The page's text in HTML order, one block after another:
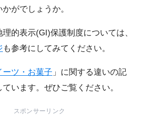
がでしょうか。
的表示(GI)保護制度については、
も参考にしてみてください。
ーツ・お菓子 」に関する違いの記
います。ぜひご覧ください。
スポンサーリンク